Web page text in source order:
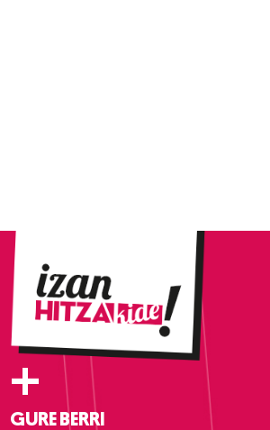
+
GURE BERRI